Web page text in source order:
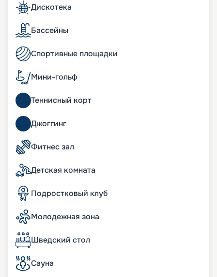
туристов многочисленные бары и кафетерии:
бар-мороженое, спорт-бар, пиано и другие.
Развлечения на лайнере
Богатейшая инфраструктура плавучего мини-
города не даст заскучать, что подтверждают
восторженные отзывы туристов. Шоу мирового
класса в Strand Theatre, игра на удачу в Royal
Palm Casino, дискотеки в Club 33 Disco обрадуют
вы мечтаете о тихом любовании природой, то
вас ждут удобные шезлонги на палубе.
Восстановить силы помогут спа-комплекс Aurea
Spa и Wellness-центр. Также к услугам
фитнес-зал, сауна, джакузи, 4D-кинотеатр – и
множество других развлечений. Для юных
путешественников обустроены интереснейшие
игровые зоны, подростковые клубы, бассейн,
водяные горки.
Вы можете купить путевку на нашем сайте
расписание туров, маршруты на 2026 - 2027 г.,
схема размещения и описание кают, цена
путевки, фото интерьеров. Если у вас появились
вопросы, опытные консультанты с
Дискотека
Бассейны
Спортивные площадки
Мини-гольф
Теннисный корт
Джоггинг
Фитнес зал
Детская комната
Подростковый клуб
Молодежная зона
Шведский стол
Сауна